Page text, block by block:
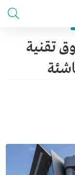
تقنية